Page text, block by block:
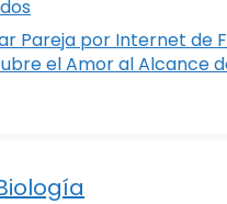
Pareja por Internet de
el Amor al Alcance